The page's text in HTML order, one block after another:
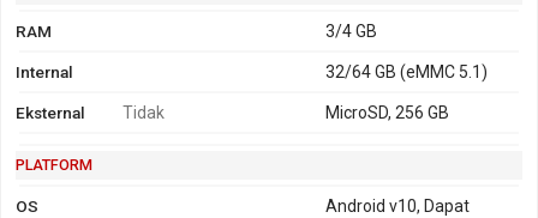
RAM 3/4 GB
Internal 32/64 GB (eMMC 5.1)
Eksternal Tidak MicroSD, 256 GB
PLATFORM
OS
Android v10, Dapat